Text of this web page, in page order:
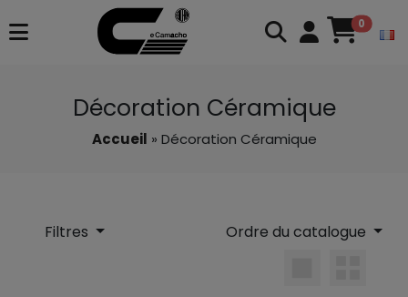
0
Décoration Céramique
Accueil » Décoration Céramique
Filtres Ordre du catalogue